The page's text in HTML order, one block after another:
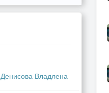
Денисова Владлена